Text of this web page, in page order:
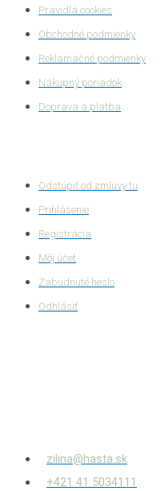
Pravidlá cookies
Obchodné podmienky
Reklamačné podmienky
Nákupný poriadok
Doprava a platba
Odstúpiť od zmluvy tu
Prihlásenie
Registrácia
Môj účet
Zabudnuté heslo
Odhlásiť
zilina@hasta.sk
+421 41 5034111